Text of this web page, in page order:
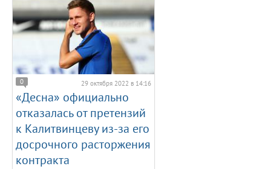
0 29 октября 2022 в 14:16
«Десна» официально
отказалась от претензий
к Калитвинцеву из-за его
досрочного расторжения
контракта